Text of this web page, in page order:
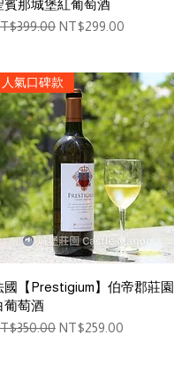
賓那城堡紅葡萄酒
PriceSale Price
NT$299.00
Quick View
人氣口碑款
國【Prestigium】伯帝郡莊園
葡萄酒
PriceSale Price
NT$259.00